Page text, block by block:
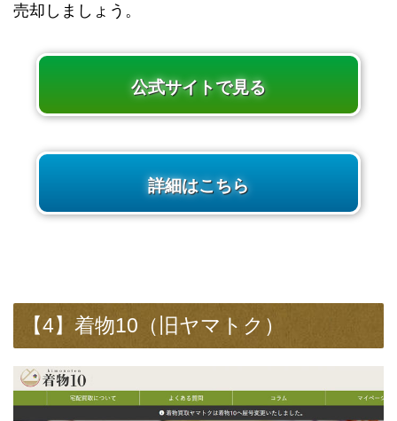
売却しましょう。
公式サイトで見る
詳細はこちら
【4】着物10（旧ヤマトク）